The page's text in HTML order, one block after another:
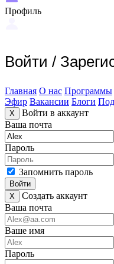
Профиль
Войти /
Главная О нас Программы
Эфир Вакансии Блоги
X
Войти в аккаунт
Ваша почта
Пароль
Запомнить пароль
Войти
X
Создать аккаунт
Ваша почта
Ваше имя
Пароль